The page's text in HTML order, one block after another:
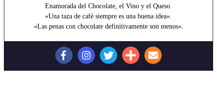
Enamorada del Chocolate, el Vino y el Queso.
«Una taza de café siempre es una buena idea».
«Las penas con chocolate definitivamente son menos».